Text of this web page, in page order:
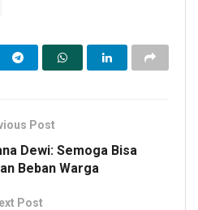
Post
Dewi: Semoga Bisa
Beban Warga
Post